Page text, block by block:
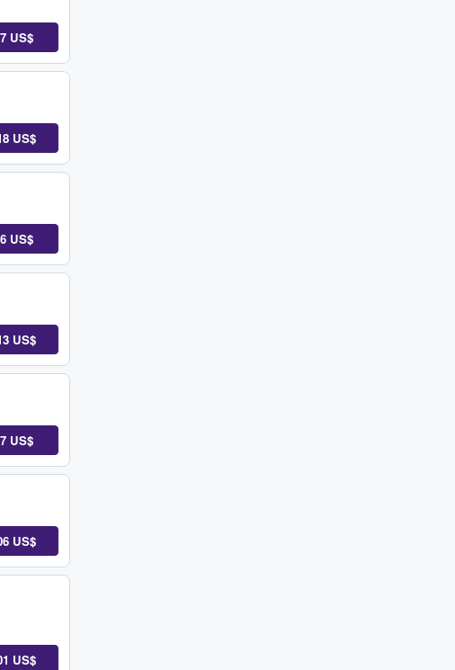
US$
US$
US$
US$
US$
US$
US$